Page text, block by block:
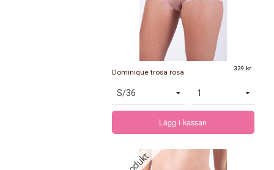
Dominique trosa rosa 339 kr
Lägg i kassan